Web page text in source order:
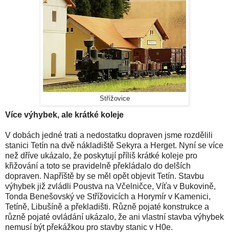
Střížovice
Více výhybek, ale krátké koleje
V dobách jedné trati a nedostatku dopraven jsme rozdělili
stanici Tetín na dvě nákladiště Sekyra a Herget. Nyní se více
než dříve ukázalo, že poskytují příliš krátké koleje pro
křižování a toto se pravidelně překládalo do delších
dopraven. Napříště by se měl opět objevit Tetín. Stavbu
výhybek již zvládli Poustva na Včelničce, Víťa v Bukovině,
Tonda Benešovský ve Střížovicích a Horymír v Kamenici,
Tetíně, Libušíně a překladišti. Různě pojaté konstrukce a
různě pojaté ovládání ukázalo, že ani vlastní stavba výhybek
nemusí být překážkou pro stavby stanic v H0e.